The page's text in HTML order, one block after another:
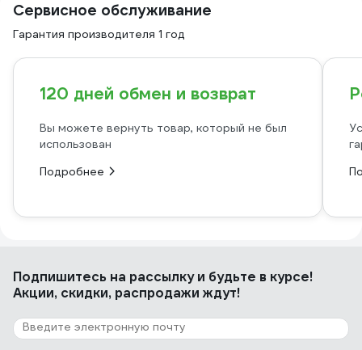
Сервисное обслуживание
Гарантия производителя 1 год
120 дней обмен и возврат
Вы можете вернуть товар, который не был
использован
Подробнее
Подпишитесь на рассылкуи будьте в курсе!
Акции, скидки, распродажи ждут!